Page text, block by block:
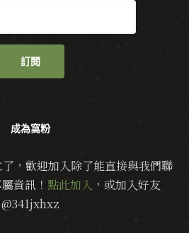
訂閱
成為窩粉
，歡迎加入除了能直接與我們聯
資訊！ 點此加入 ，或加入好友
@341jxhxz